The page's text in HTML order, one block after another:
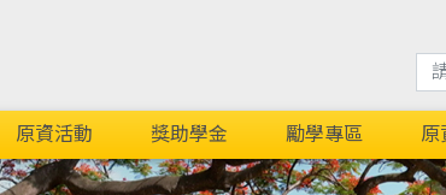
原資活動 獎助學金 勵學專區 原